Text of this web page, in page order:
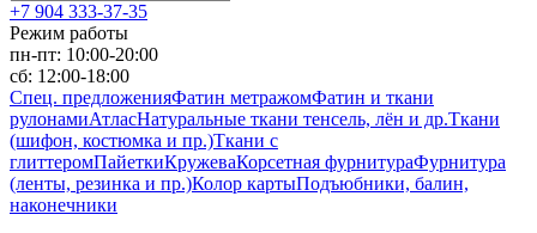
+7 904 333-37-35
Режим работы
пн-пт: 10:00-20:00
сб: 12:00-18:00
Спец. предложенияФатин метражомФатин и ткани
рулонамиАтласНатуральные ткани тенсель, лён и др.Ткани
(шифон, костюмка и пр.)Ткани с
глиттеромПайеткиКружеваКорсетная фурнитураФурнитура
(ленты, резинка и пр.)Колор картыПодъюбники, балин,
наконечники